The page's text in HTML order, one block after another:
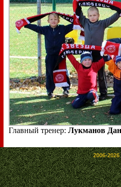
Главный тренер: Лукманов
2006-